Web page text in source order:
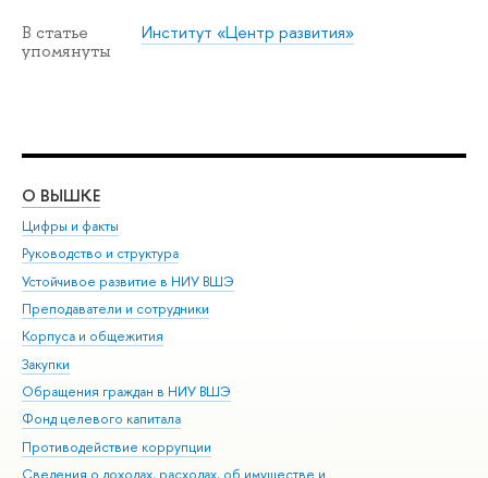
В статье
упомянуты
Институт «Центр развития»
О ВЫШКЕ
Цифры и факты
Руководство и структура
Устойчивое развитие в НИУ ВШЭ
Преподаватели и сотрудники
Корпуса и общежития
Закупки
Обращения граждан в НИУ ВШЭ
Фонд целевого капитала
Противодействие коррупции